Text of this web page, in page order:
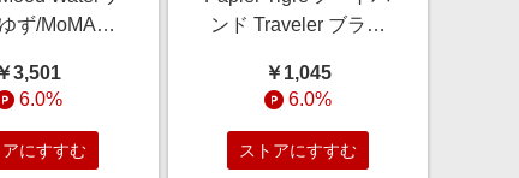
ず/MoMA
・本体） 紙
（箱）
3,501
6.0%
アにすすむ
ンド Traveler ブラッ
ム・合皮
￥1,045
6.0%
ストアにすすむ